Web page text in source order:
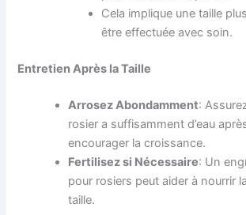
Cela implique une taille
être effectuée avec soin.
Entretien Après la Taille
Arrosez Abondamment:
rosier a suffisamment d’eau
encourager la croissance.
Fertilisez si Nécessaire: Un
pour rosiers peut aider à nourrir
taille.